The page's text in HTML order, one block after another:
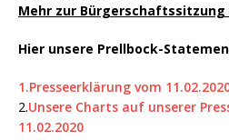
Mehr zur
Hier unsere Prellbock-
1.Presseerklärung vom
2.Unsere Charts auf unserer
11.02.2020